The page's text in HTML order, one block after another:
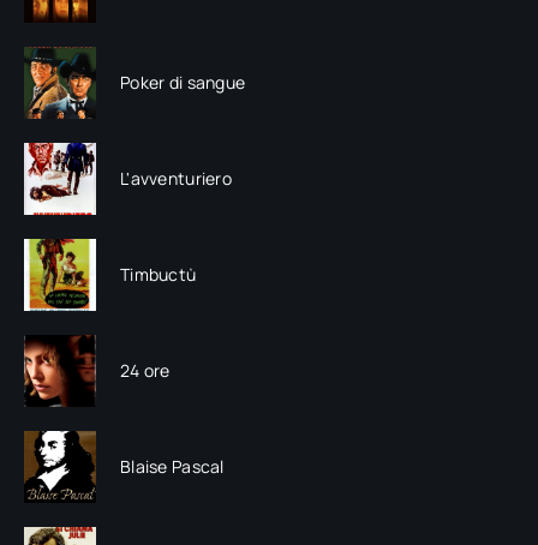
Poker di sangue
L'avventuriero
Timbuctù
24 ore
Blaise Pascal